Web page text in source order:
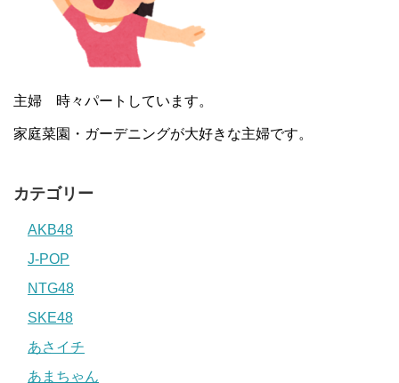
主婦 時々パートしています。
家庭菜園・ガーデニングが大好きな主婦です。
カテゴリー
AKB48
J-POP
NTG48
SKE48
あさイチ
あまちゃん